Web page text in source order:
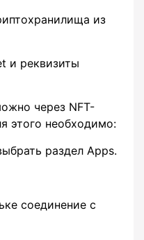
из
и реквизиты
через NFT-
этого необходимо:
раздел Apps.
соединение с